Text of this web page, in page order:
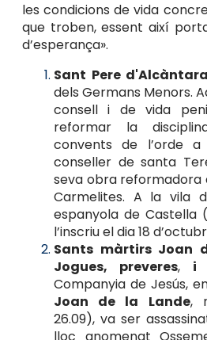
les condicions de vida
que troben, essent així
d’esperança».
Sant Pere
dels Germans Menors.
consell i de vida
reformar la
convents de l’orde
conseller de santa
seva obra reformadora
Carmelites. A la vila
espanyola de Castella
l’inscriu el dia 18
Sants màrtirs Joan
Jogues, preveres, i
Companyia de Jesús,
Joan de la Lande,
26.09), va ser